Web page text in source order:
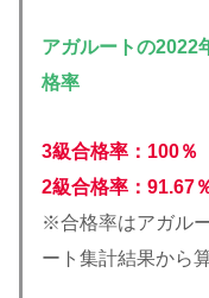
アガルートの2022
格率
3級合格率：100％
2級合格率：91.67
※合格率はアガル
ート集計結果から